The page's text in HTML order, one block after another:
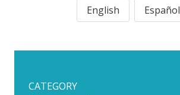
English Español
CATEGORY